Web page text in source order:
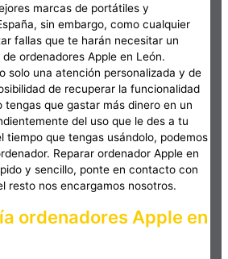
marcas de portátiles y
sin embargo, como cualquier
fallas que te harán necesitar un
ordenadores Apple en León.
solo una atención personalizada y de
de recuperar la funcionalidad
tengas que gastar más dinero en un
del uso que le des a tu
tiempo que tengas usándolo, podemos
Reparar ordenador Apple en
y sencillo, ponte en contacto con
resto nos encargamos nosotros.
ordenadores Apple en